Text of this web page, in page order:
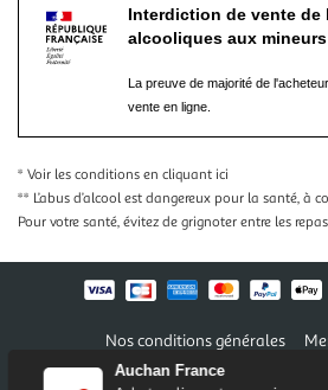
Auchan France
Interdiction de vente de
alcooliques aux
La preuve de majorité de
vente en ligne.
* Voir les conditions en cliquant ici
** L’abus d’alcool est dangereux pour la santé, à
Pour votre santé, évitez de grignoter entre les
Nos conditions générales
Conditions des offres et promotions